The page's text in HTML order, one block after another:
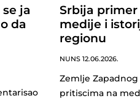
ja
da
Srbija
medije i
regionu
NUNS 12.06.2026.
Zemlje
pritiscima na